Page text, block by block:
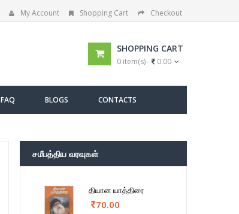
My Account Shopping Cart Checkout
SHOPPING CART
0 item(s) - 0.00
FAQ BLOGS CONTACTS
சமீபத்திய வரவுகள்
தியான யாத்திரை
70.00